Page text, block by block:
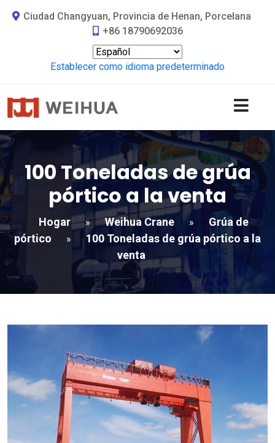
Ciudad Changyuan, Provincia de Henan, Porcelana
+86 18790692036
Establecer como idioma predeterminado
100 Toneladas de grúa
pórtico a la venta
Hogar » Weihua Crane »
Grúa de
pórtico
»
100 Toneladas de grúa pórtico a la
venta